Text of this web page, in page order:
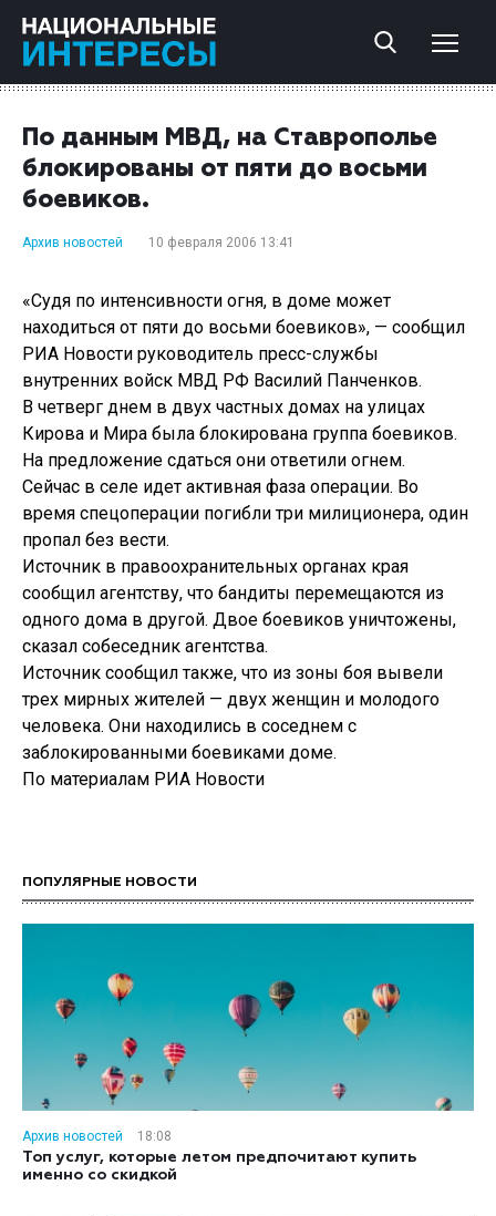
По данным МВД, на Ставрополье
блокированы от пяти до восьми
боевиков.
Архив новостей 10 февраля 2006 13:41
«Судя по интенсивности огня, в доме может
находиться от пяти до восьми боевиков», — сообщил
РИА Новости руководитель пресс-службы
внутренних войск МВД РФ Василий Панченков.
В четверг днем в двух частных домах на улицах
Кирова и Мира была блокирована группа боевиков.
На предложение сдаться они ответили огнем.
Сейчас в селе идет активная фаза операции. Во
время спецоперации погибли три милиционера, один
пропал без вести.
Источник в правоохранительных органах края
сообщил агентству, что бандиты перемещаются из
одного дома в другой. Двое боевиков уничтожены,
сказал собеседник агентства.
Источник сообщил также, что из зоны боя вывели
трех мирных жителей — двух женщин и молодого
человека. Они находились в соседнем с
заблокированными боевиками доме.
По материалам РИА Новости
ПОПУЛЯРНЫЕ НОВОСТИ
Архив новостей
18:08
Топ услуг, которые летом предпочитают купить
именно со скидкой